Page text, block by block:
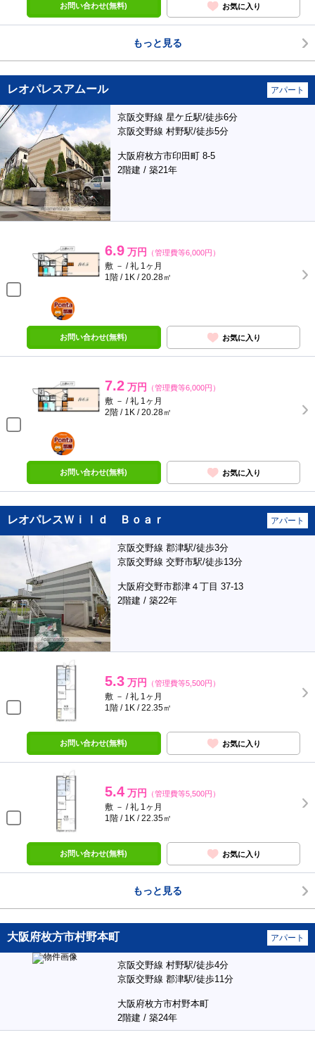
お問い合わせ(無料) お気に入り
もっと見る
レオパレスアムール アパート
京阪交野線 星ケ丘駅/徒歩6分
京阪交野線 村野駅/徒歩5分
大阪府枚方市印田町 8-5
2階建 / 築21年
6.9 万円 （管理費等6,000円）
敷 － / 礼 1ヶ月
1階 / 1K / 20.28㎡
ポンタ
部屋
お問い合わせ(無料) お気に入り
7.2 万円 （管理費等6,000円）
敷 － / 礼 1ヶ月
2階 / 1K / 20.28㎡
ポンタ
部屋
お問い合わせ(無料) お気に入り
レオパレスＷｉｌｄ Ｂｏａｒ アパート
京阪交野線 郡津駅/徒歩3分
京阪交野線 交野市駅/徒歩13分
大阪府交野市郡津４丁目 37-13
2階建 / 築22年
5.3 万円 （管理費等5,500円）
敷 － / 礼 1ヶ月
1階 / 1K / 22.35㎡
お問い合わせ(無料) お気に入り
5.4 万円 （管理費等5,500円）
敷 － / 礼 1ヶ月
1階 / 1K / 22.35㎡
お問い合わせ(無料) お気に入り
もっと見る
大阪府枚方市村野本町 アパート
京阪交野線 村野駅/徒歩4分
京阪交野線 郡津駅/徒歩11分
大阪府枚方市村野本町
2階建 / 築24年